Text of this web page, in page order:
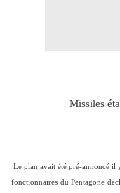
Missiles
Le plan avait été pré-annoncé il
fonctionnaires du Pentagone